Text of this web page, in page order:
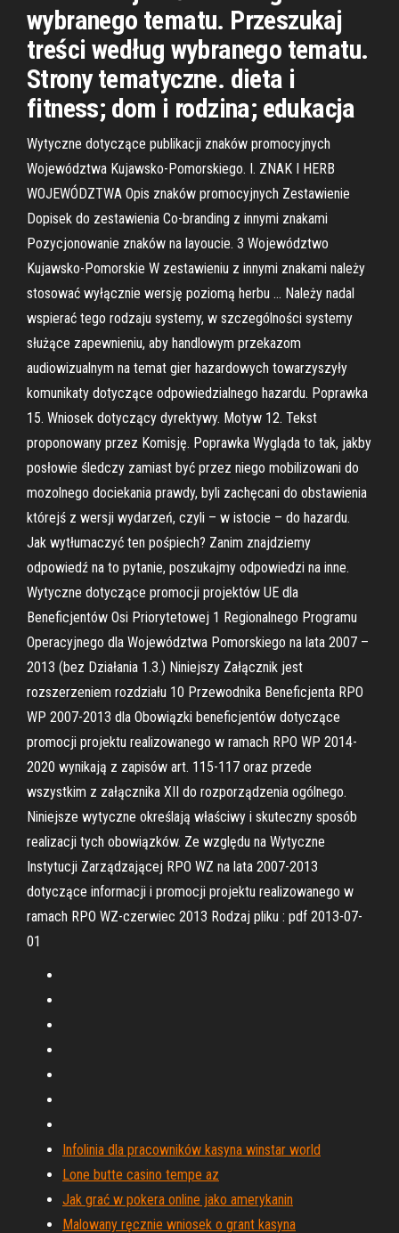
wybranego tematu. Przeszukaj
treści według wybranego tematu.
Strony tematyczne. dieta i
fitness; dom i rodzina; edukacja
Wytyczne dotyczące publikacji znaków promocyjnych
Województwa Kujawsko-Pomorskiego. I. ZNAK I HERB
WOJEWÓDZTWA Opis znaków promocyjnych Zestawienie
Dopisek do zestawienia Co-branding z innymi znakami
Pozycjonowanie znaków na layoucie. 3 Województwo
Kujawsko-Pomorskie W zestawieniu z innymi znakami należy
stosować wyłącznie wersję poziomą herbu … Należy nadal
wspierać tego rodzaju systemy, w szczególności systemy
służące zapewnieniu, aby handlowym przekazom
audiowizualnym na temat gier hazardowych towarzyszyły
komunikaty dotyczące odpowiedzialnego hazardu. Poprawka
15. Wniosek dotyczący dyrektywy. Motyw 12. Tekst
proponowany przez Komisję. Poprawka Wygląda to tak, jakby
posłowie śledczy zamiast być przez niego mobilizowani do
mozolnego dociekania prawdy, byli zachęcani do obstawienia
którejś z wersji wydarzeń, czyli – w istocie – do hazardu.
Jak wytłumaczyć ten pośpiech? Zanim znajdziemy
odpowiedź na to pytanie, poszukajmy odpowiedzi na inne.
Wytyczne dotyczące promocji projektów UE dla
Beneficjentów Osi Priorytetowej 1 Regionalnego Programu
Operacyjnego dla Województwa Pomorskiego na lata 2007 –
2013 (bez Działania 1.3.) Niniejszy Załącznik jest
rozszerzeniem rozdziału 10 Przewodnika Beneficjenta RPO
WP 2007-2013 dla Obowiązki beneficjentów dotyczące
promocji projektu realizowanego w ramach RPO WP 2014-
2020 wynikają z zapisów art. 115-117 oraz przede
wszystkim z załącznika XII do rozporządzenia ogólnego.
Niniejsze wytyczne określają właściwy i skuteczny sposób
realizacji tych obowiązków. Ze względu na Wytyczne
Instytucji Zarządzającej RPO WZ na lata 2007-2013
dotyczące informacji i promocji projektu realizowanego w
ramach RPO WZ-czerwiec 2013 Rodzaj pliku : pdf 2013-07-
01
Infolinia dla pracowników kasyna winstar world
Lone butte casino tempe az
Jak grać w pokera online jako amerykanin
Malowany ręcznie wniosek o grant kasyna